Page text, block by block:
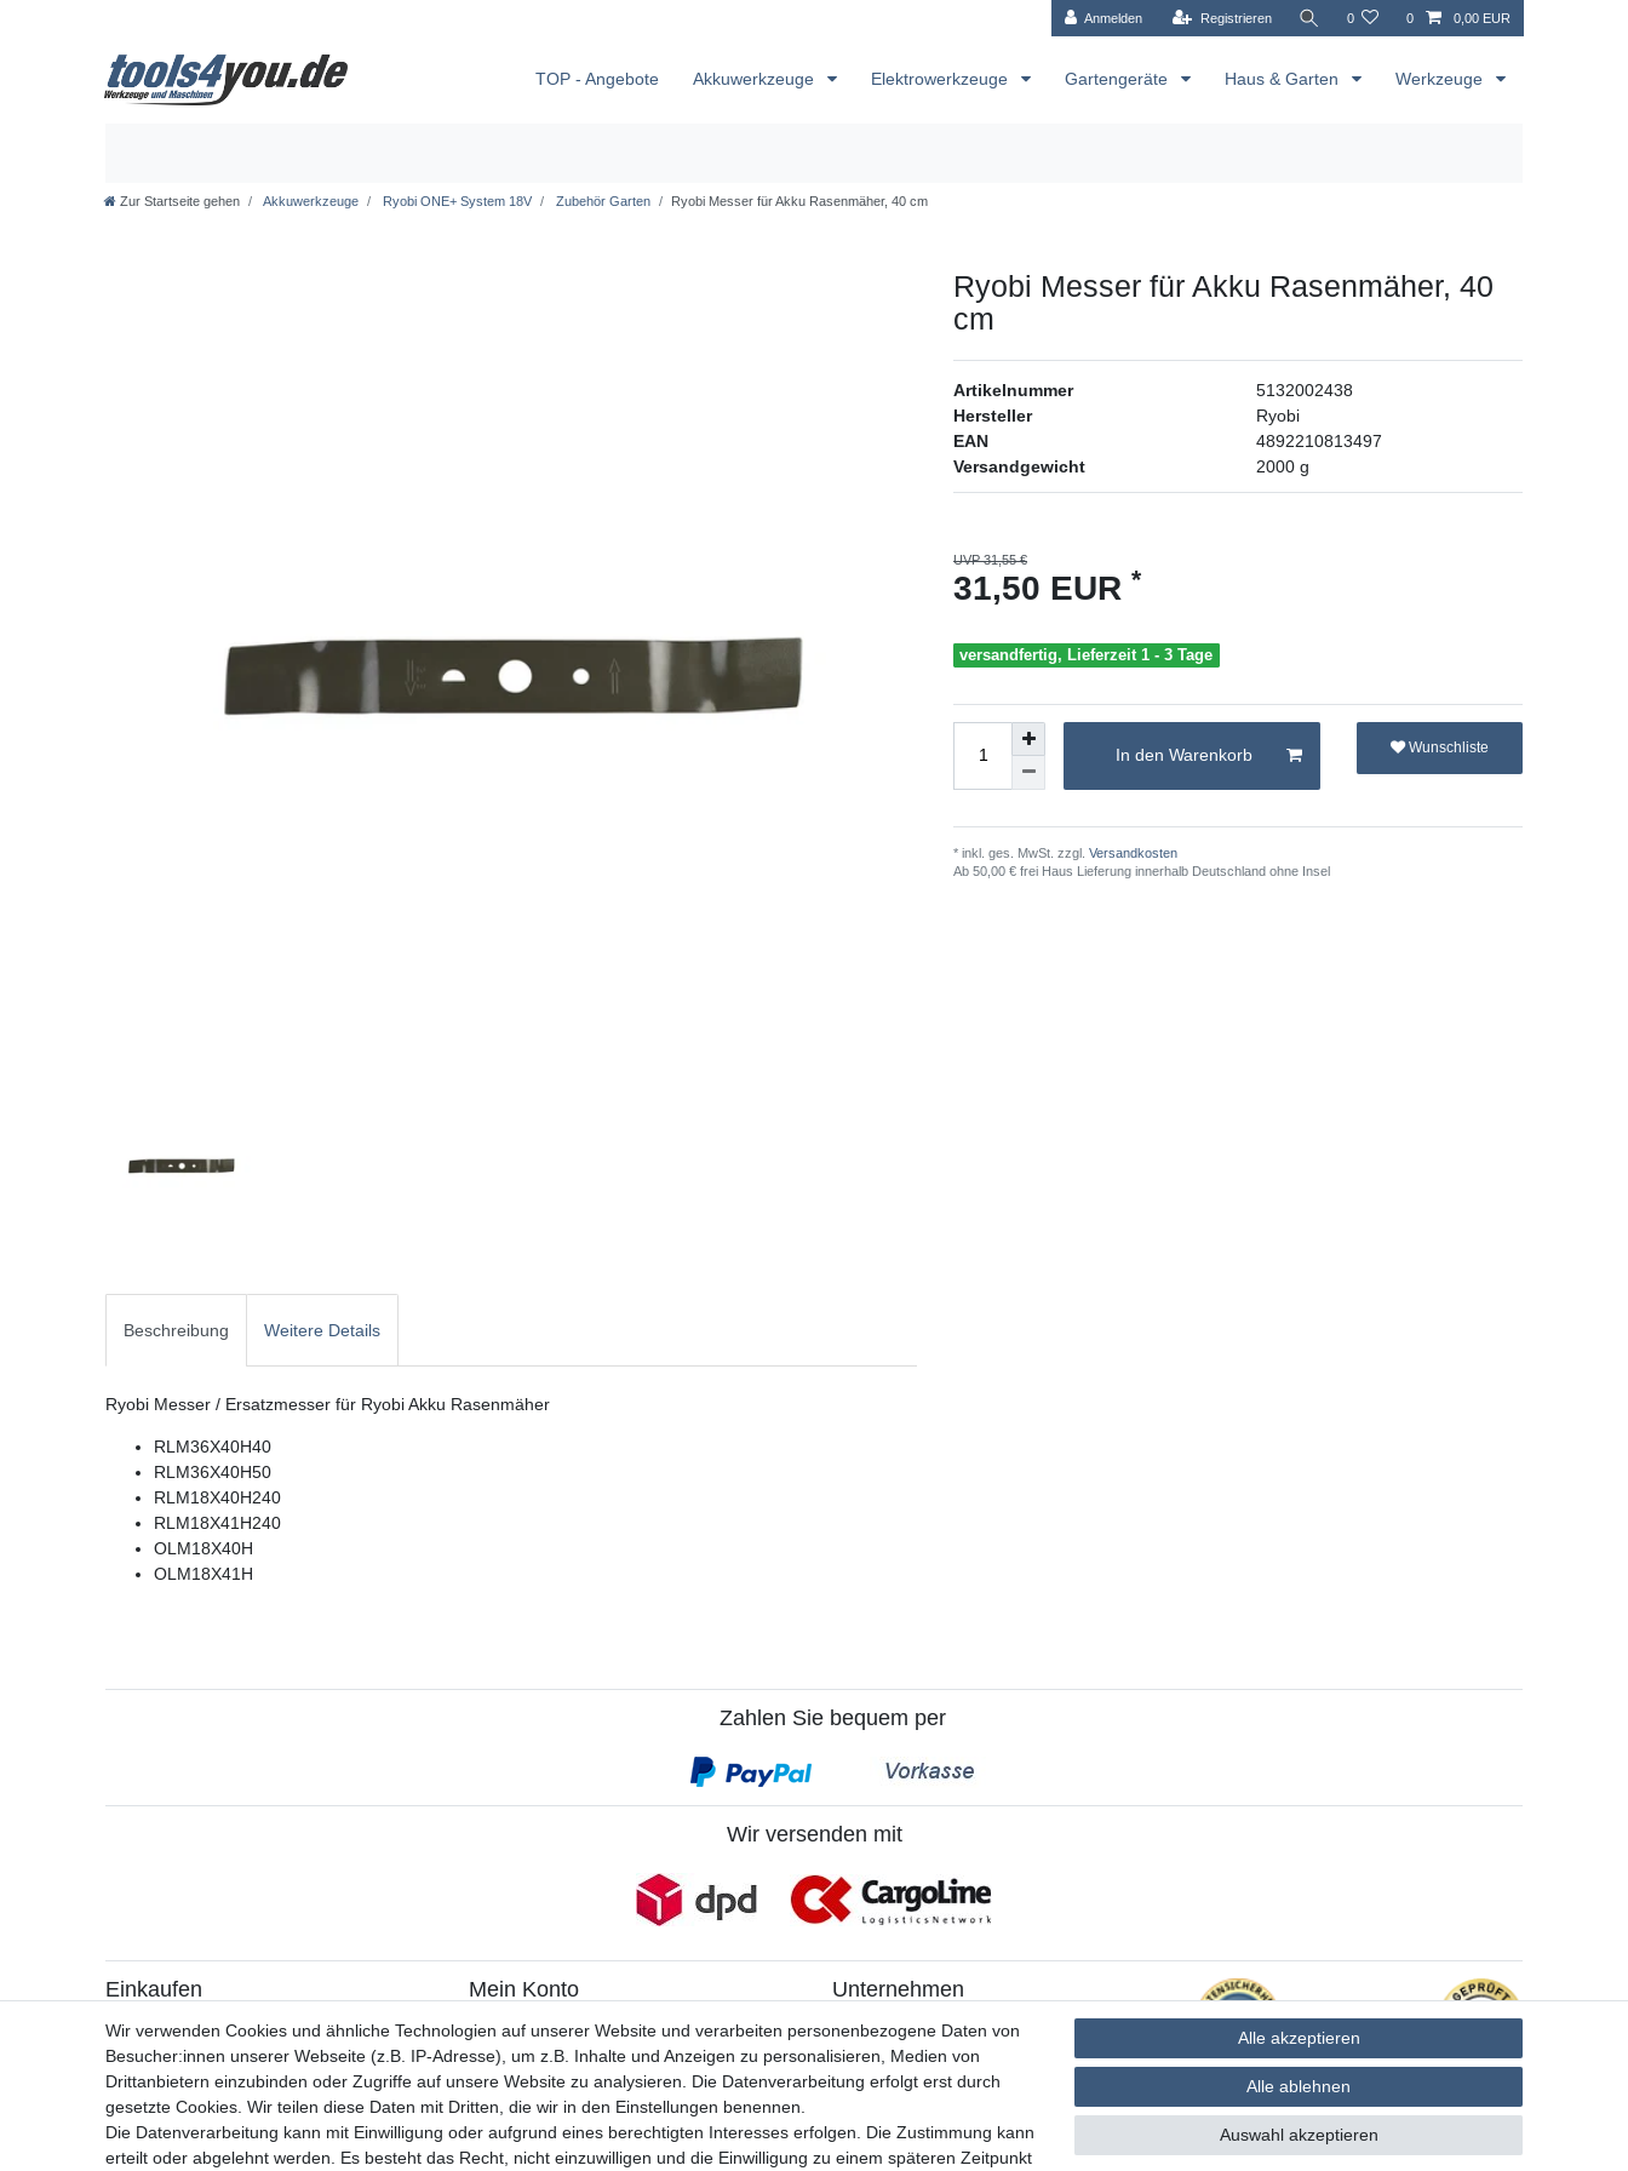
Anmelden Registrieren 0 0 0,00 EUR
TOP - Angebote Akkuwerkzeuge Elektrowerkzeuge Gartengeräte Haus & Garten Werkzeuge
Zur Startseite gehen Akkuwerkzeuge Ryobi ONE+ System 18V Zubehör Garten Ryobi Messer für Akku Rasenmäher, 40 cm
Beschreibung Weitere Details
Ryobi Messer / Ersatzmesser für Ryobi Akku Rasenmäher
RLM36X40H40
RLM36X40H50
RLM18X40H240
RLM18X41H240
OLM18X40H
OLM18X41H
Ryobi Messer für Akku Rasenmäher, 40
cm
Artikelnummer
5132002438
Hersteller
Ryobi
EAN
4892210813497
Versandgewicht
2000 g
UVP 31,55 €
31,50 EUR *
versandfertig, Lieferzeit 1 - 3 Tage
In den Warenkorb Wunschliste
* inkl. ges. MwSt. zzgl. Versandkosten
Ab 50,00 € frei Haus Lieferung innerhalb Deutschland ohne Insel
Zahlen Sie bequem per
Wir versenden mit
Einkaufen
> Zahlungsarten
> Versandarten & -kosten
> Widerrufsrecht / Widerruf erklären
> Hilfe
> Information zur Batterieentsorgung
> Altölverordnung
Mein Konto
> Registrieren
> Login
Unternehmen
> Kontakt
> Datenschutzerklärung
> AGB
Wir verwenden Cookies und ähnliche Technologien auf unserer Website und verarbeiten personenbezogene Daten von
Besucher:innen unserer Webseite (z.B. IP-Adresse), um z.B. Inhalte und Anzeigen zu personalisieren, Medien von
Drittanbietern einzubinden oder Zugriffe auf unsere Website zu analysieren. Die Datenverarbeitung erfolgt erst durch
gesetzte Cookies. Wir teilen diese Daten mit Dritten, die wir in den Einstellungen benennen.
Die Datenverarbeitung kann mit Einwilligung oder aufgrund eines berechtigten Interesses erfolgen. Die Zustimmung kann
erteilt oder abgelehnt werden. Es besteht das Recht, nicht einzuwilligen und die Einwilligung zu einem späteren Zeitpunkt
Alle akzeptieren
Alle ablehnen
Auswahl akzeptieren